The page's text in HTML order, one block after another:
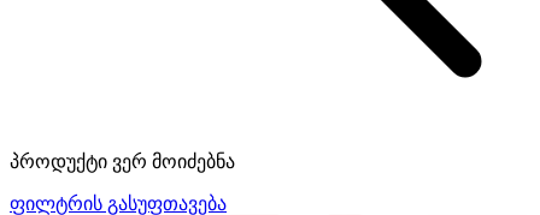
პროდუქტი ვერ მოიძებნა
ფილტრის გასუფთავება